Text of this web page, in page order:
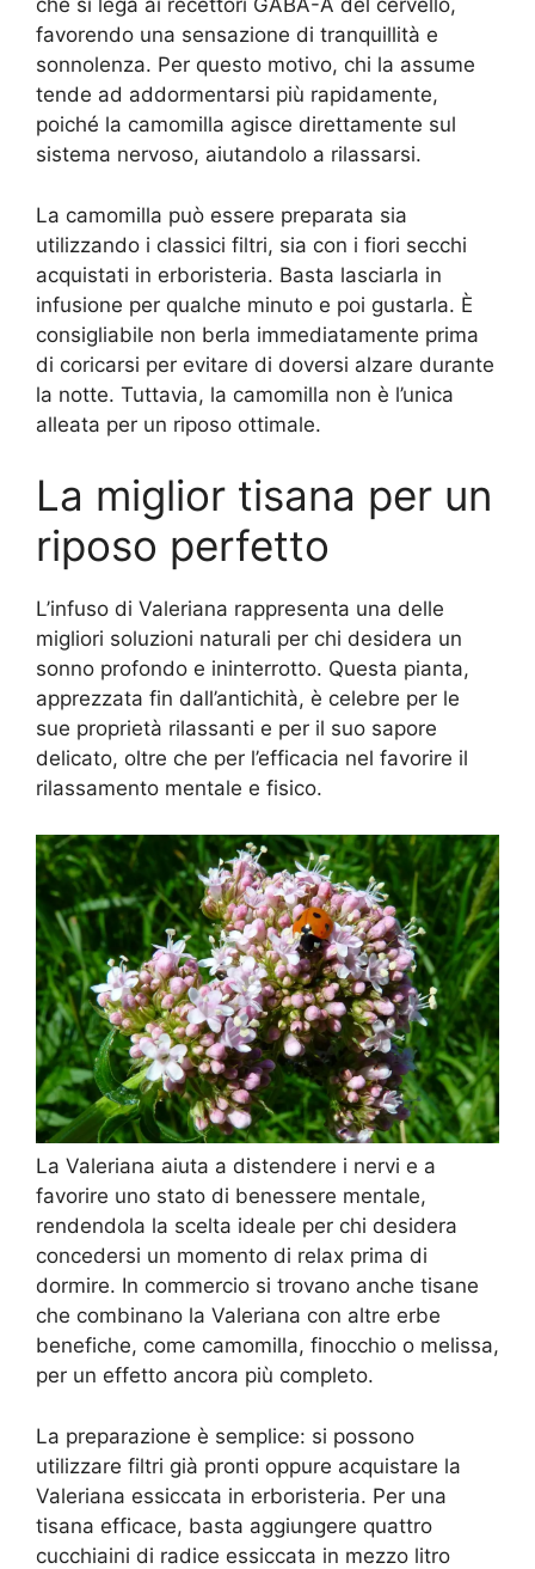
che si lega ai recettori GABA-A del cervello,
favorendo una sensazione di tranquillità e
sonnolenza. Per questo motivo, chi la assume
tende ad addormentarsi più rapidamente,
poiché la camomilla agisce direttamente sul
sistema nervoso, aiutandolo a rilassarsi.
La camomilla può essere preparata sia
utilizzando i classici filtri, sia con i fiori secchi
acquistati in erboristeria. Basta lasciarla in
infusione per qualche minuto e poi gustarla. È
consigliabile non berla immediatamente prima
di coricarsi per evitare di doversi alzare durante
la notte. Tuttavia, la camomilla non è l’unica
alleata per un riposo ottimale.
La miglior tisana per un
riposo perfetto
L’infuso di Valeriana rappresenta una delle
migliori soluzioni naturali per chi desidera un
sonno profondo e ininterrotto. Questa pianta,
apprezzata fin dall’antichità, è celebre per le
sue proprietà rilassanti e per il suo sapore
delicato, oltre che per l’efficacia nel favorire il
rilassamento mentale e fisico.
La Valeriana aiuta a distendere i nervi e a
favorire uno stato di benessere mentale,
rendendola la scelta ideale per chi desidera
concedersi un momento di relax prima di
dormire. In commercio si trovano anche tisane
che combinano la Valeriana con altre erbe
benefiche, come camomilla, finocchio o melissa,
per un effetto ancora più completo.
La preparazione è semplice: si possono
utilizzare filtri già pronti oppure acquistare la
Valeriana essiccata in erboristeria. Per una
tisana efficace, basta aggiungere quattro
cucchiaini di radice essiccata in mezzo litro